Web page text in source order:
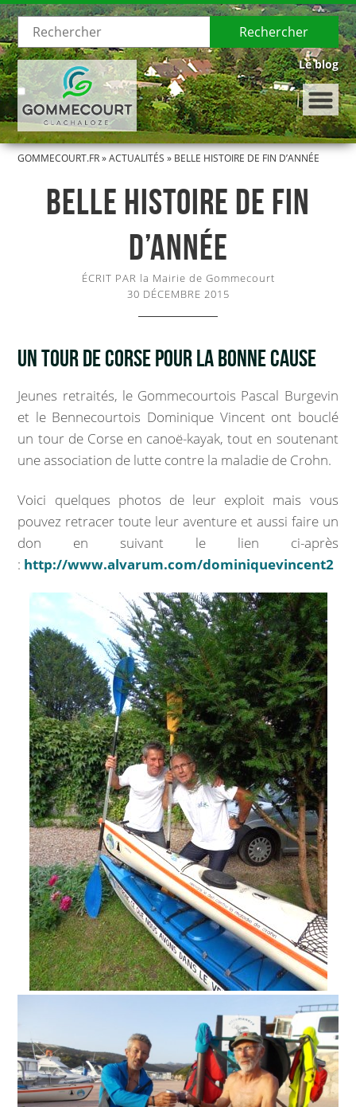
Rechercher
LE VILLAGE
Présentation de Gommecourt
Histoire de Gommecourt
LA MUNICIPALITÉ
Marchés publics
École et organisation périscolaire
Associations
Salle communale
CCAS
Aux alentours
INFOS PRATIQUES
Vos démarches
Demande d’acte civil
Nouvel habitant
VOS OUTILS
Agenda
Espace documentaire
Catalogue de la bibliothèque
Soumission d’articles pour le blog
Le blog
GOMMECOURT.FR»ACTUALITÉS » BELLE HISTOIRE DE FIN D’ANNÉE
BELLE HISTOIRE DE FIN
D’ANNÉE
ÉCRIT PAR la Mairie de Gommecourt
30 DÉCEMBRE 2015
UN TOUR DE CORSE POUR LA BONNE CAUSE
Jeunes retraités, le Gommecourtois Pascal Burgevin
et le Bennecourtois Dominique Vincent ont bouclé
un tour de Corse en canoë-kayak, tout en soutenant
une association de lutte contre la maladie de Crohn.
Voici quelques photos de leur exploit mais vous
pouvez retracer toute leur aventure et aussi faire un
don en suivant le lien ci-après
: http://www.alvarum.com/dominiquevincent2